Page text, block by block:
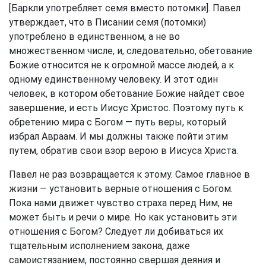
[Баркли употребляет семя вместо потомки]. Павел
утверждает, что в Писании семя (потомки)
употреблено в единственном, а не во
множественном числе, и, следовательно, обетование
Божие относится не к огромной массе людей, а к
одному единственному человеку. И этот один
человек, в котором обетование Божие найдет свое
завершение, и есть Иисус Христос. Поэтому путь к
обретению мира с Богом — путь веры, который
избрал Авраам. И мы должны также пойти этим
путем, обратив свои взор верою в Иисуса Христа.
Павел не раз возвращается к этому. Самое главное в
жизни — установить верные отношения с Богом.
Пока нами движет чувство страха перед Ним, не
может быть и речи о мире. Но как установить эти
отношения с Богом? Следует ли добиваться их
тщательным исполнением закона, даже
самоистязанием, постоянно свершая деяния и